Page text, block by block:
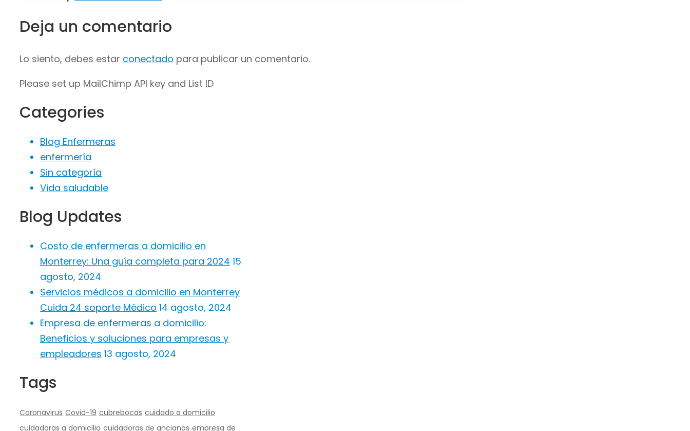
Deja un comentario
Lo siento, debes estar conectado para publicar un comentario.
Please set up MailChimp API key and List ID
Categories
Blog Enfermeras
enfermería
Sin categoría
Vida saludable
Blog Updates
Costo de enfermeras a domicilio en
Monterrey: Una guía completa para 2024 15
agosto, 2024
Servicios médicos a domicilio en Monterrey
Cuida 24 soporte Médico 14 agosto, 2024
Empresa de enfermeras a domicilio:
Beneficios y soluciones para empresas y
empleadores 13 agosto, 2024
Tags
Coronavirus Covid-19 cubrebocas cuidado a domicilio
cuidadoras a domicilio cuidadoras de ancianos empresa de